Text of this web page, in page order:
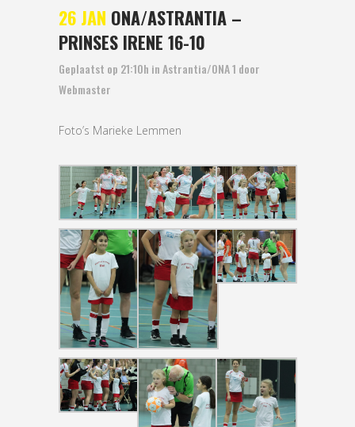
26 JAN ONA/ASTRANTIA –
PRINSES IRENE 16-10
Geplaatst op 21:10h inAstrantia/ONA 1 door
Webmaster
Foto’s Marieke Lemmen